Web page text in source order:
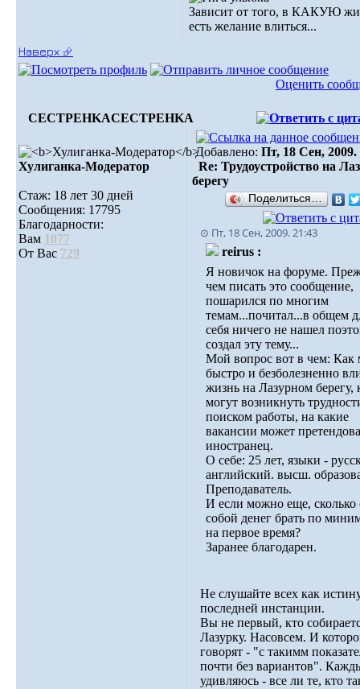
Зависит от того, в КАКУЮ
есть желание влиться...
Наверх ⮵
Оценить
CECTPEHKACECTPEHKA
Хулиганка-Модератор
Стаж: 18 лет 30 дней
Сообщения: 17795
Благодарности:
Вам 1077
От Вас 729
Добавлено: Пт, 18 Сен, 2009.
Re: Трудоустройство на
берегу
Поделиться…
⊙ Пт, 18 Сен, 2009. 21:43
reirus :
Я новичок на форуме.
чем писать это сообщение,
пошарился по многим
темам...почитал...в общем
себя ничего не нашел
создал эту тему...
Мой вопрос вот в чем: Как
быстро и безболезненно
жизнь на Лазурном берегу,
могут возникнуть
поиском работы, на какие
вакансии может
иностранец.
О себе: 25 лет, языки -
английский. высш.
Преподаватель.
И если можно еще, сколько
собой денег брать по
на первое время?
Заранее благодарен.
Не слушайте всех как
последней инстанции.
Вы не первый, кто
Лазурку. Насовсем. И
говорят - "с такимм
почти без вариантов".
удивляюсь - все ли те, кто